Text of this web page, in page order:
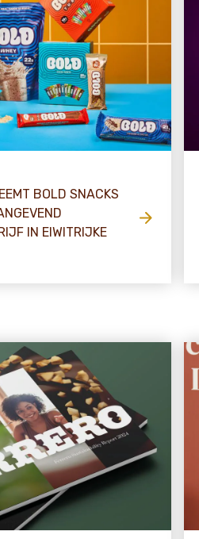
BOLD SNACKS
IN EIWITRIJKE